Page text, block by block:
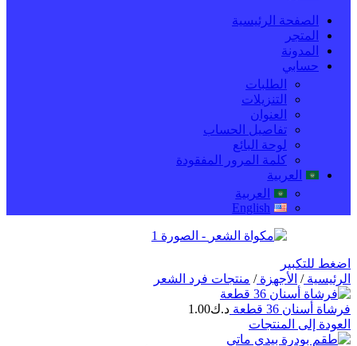
الصفحة الرئيسية
المتجر
المدونة
حسابي
الطلبات
التنزيلات
العنوان
تفاصيل الحساب
لوحة البائع
كلمة المرور المفقودة
العربية
العربية
English
اضغط للتكبير
الرئيسية/ الأجهزة/ منتجات فرد الشعر
فرشاة أسنان 36 قطعة د.ك1.00
العودة إلى المنتجات